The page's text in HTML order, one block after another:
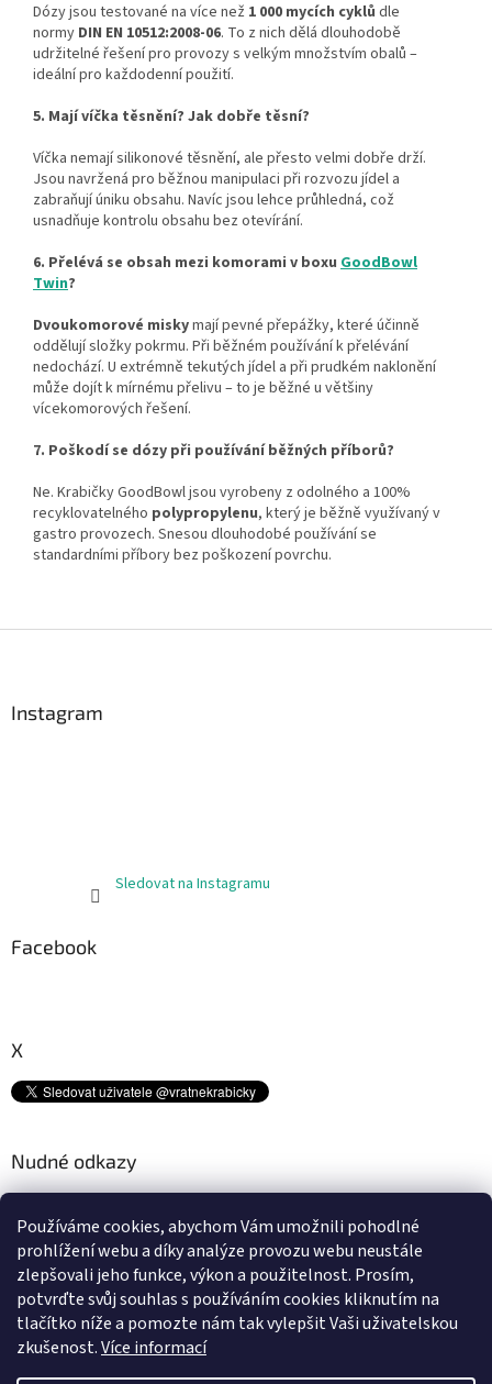
Používáme cookies, abychom Vám umožnili pohodlné
prohlížení webu a díky analýze provozu webu neustále
zlepšovali jeho funkce, výkon a použitelnost. Prosím,
potvrďte svůj souhlas s používáním cookies kliknutím na
tlačítko níže a pomozte nám tak vylepšit Vaši uživatelskou
zkušenost.Více informací
Dózy jsou testované na více než 1 000 mycích cyklů dle
normy DIN EN 10512:2008-06. To z nich dělá dlouhodobě
udržitelné řešení pro provozy s velkým množstvím obalů –
ideální pro každodenní použití.
5. Mají víčka těsnění? Jak dobře těsní?
Víčka nemají silikonové těsnění, ale přesto velmi dobře drží.
Jsou navržená pro běžnou manipulaci při rozvozu jídel a
zabraňují úniku obsahu. Navíc jsou lehce průhledná, což
usnadňuje kontrolu obsahu bez otevírání.
6. Přelévá se obsah mezi komorami v boxu GoodBowl
Twin?
Dvoukomorové miskymají pevné přepážky, které účinně
oddělují složky pokrmu. Při běžném používání k přelévání
nedochází. U extrémně tekutých jídel a při prudkém naklonění
může dojít k mírnému přelivu – to je běžné u většiny
vícekomorových řešení.
7. Poškodí se dózy při používání běžných příborů?
Ne. Krabičky GoodBowl jsou vyrobeny z odolného a 100%
recyklovatelného polypropylenu, který je běžně využívaný v
gastro provozech. Snesou dlouhodobé používání se
standardními příbory bez poškození povrchu.
Instagram
Sledovat na Instagramu
Facebook
X
Nudné odkazy
Platební metody
Doprava
Podmínky ochrany osobních údajů
Obchodní podmínky